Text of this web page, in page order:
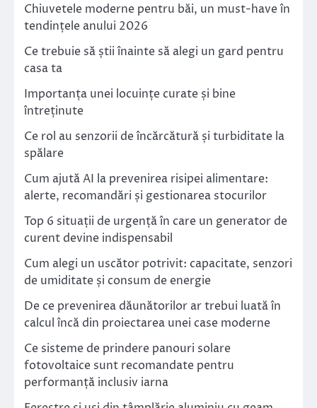
Chiuvetele moderne pentru băi, un must-have în
tendințele anului 2026
Ce trebuie să știi înainte să alegi un gard pentru
casa ta
Importanța unei locuințe curate și bine
întreținute
Ce rol au senzorii de încărcătură și turbiditate la
spălare
Cum ajută AI la prevenirea risipei alimentare:
alerte, recomandări și gestionarea stocurilor
Top 6 situații de urgență în care un generator de
curent devine indispensabil
Cum alegi un uscător potrivit: capacitate, senzori
de umiditate și consum de energie
De ce prevenirea dăunătorilor ar trebui luată în
calcul încă din proiectarea unei case moderne
Ce sisteme de prindere panouri solare
fotovoltaice sunt recomandate pentru
performanță inclusiv iarna